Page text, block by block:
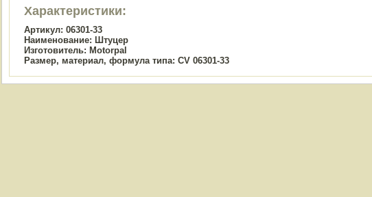
Характеристики:
Артикул: 06301-33
Наименование: Штуцер
Изготовитель: Motorpal
Размер, материал, формула типа: CV 06301-33